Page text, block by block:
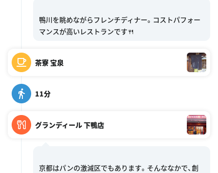
鴨川を眺めながらフレンチディナー。コストパフォー
茶寮 宝泉
11分
グランディール 下鴨店
京都はパンの激減区でもあります。そんななかで、創